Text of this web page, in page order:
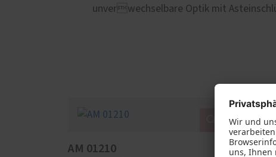
unverwechselbare Optik mit
AM 01210 AM